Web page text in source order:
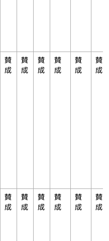
賛
成
賛
成
賛
成
賛
成
賛
成
賛
成
賛
成
賛
成
賛
成
賛
成
賛
成
賛
成